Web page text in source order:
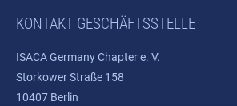
KONTAKT GESCHÄFTSSTELLE
ISACA Germany Chapter e. V.
Storkower Straße 158
10407 Berlin